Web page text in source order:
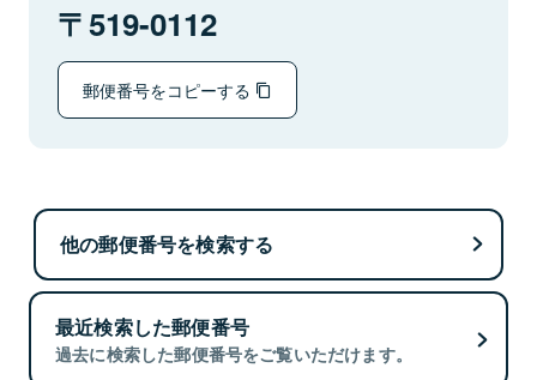
519-0112
郵便番号をコピーする
他の郵便番号を検索する
最近検索した郵便番号
過去に検索した郵便番号をご覧いただけます。